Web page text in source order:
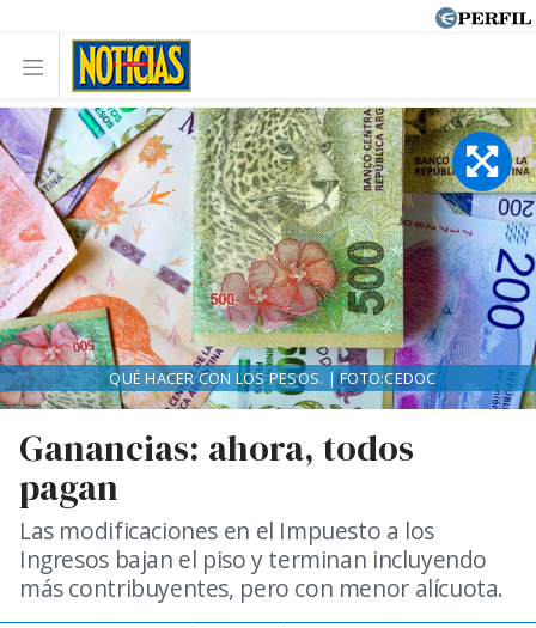
Ganancias: ahora, todos
pagan
Las modificaciones en el Impuesto a los
Ingresos bajan el piso y terminan incluyendo
más contribuyentes, pero con menor alícuota.
QUÉ HACER CON LOS PESOS. | FOTO:CEDOC